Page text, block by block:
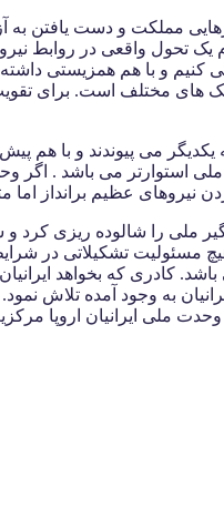
و دست یافتن به
تحول واقعی در روابط
کنیم و با هم همزیستی
های مختلف است. برای
یکدیگر می پیوندند و با
می باشد . اگر
عظیم برانداز اما
ملی را شالوده ریزی کرد
مسئولیت تشکیلاتی در
کادری که بخواهد
به وجود آمده تلاش
ملی ایرانیان اروپا